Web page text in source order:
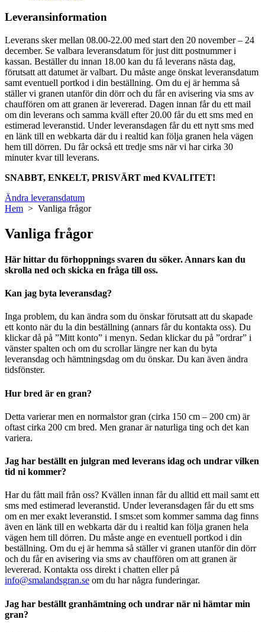
Leveransinformation
Leverans sker mellan 08.00-22.00 med start den 20 november – 24
december. Se valbara leveransdatum för just ditt postnummer i
kassan. Beställer du innan 18.00 kan du få leverans nästa dag,
förutsatt att datumet är valbart. Du måste ange önskat leveransdatum
samt eventuell portkod i din beställning. Om du ej är hemma så
ställer vi granen utanför din dörr och du får en avisering via sms av
chauffören om att granen är levererad. Dagen innan får du ett mail
om din leverans och samma kväll efter 20.00 får du ett sms med en
estimerad leveranstid. Under leveransdagen får du ett nytt sms med
en länk till en webkarta där du i realtid kan följa granen hela vägen
hem till dörren. Du får också ett tredje sms när vi har cirka 30
minuter kvar till leverans.
SNABBT, ENKELT, PRISVÄRT med KVALITET!
Ändra leveransdatum
Hem > Vanliga frågor
Vanliga frågor
Här hittar du förhoppnings svaren du söker. Annars kan du
skrolla ned och skicka en fråga till oss.
Kan jag byta leveransdag?
Inga problem, du kan ändra som du önskar förutsatt att du skapade
ett konto när du la din beställning (annars får du kontakta oss). Du
klickar då på ”Mitt konto” i menyn. Sedan klickar du på ”ordrar” i
vänster spalten och om du scrollar längre ner kan du byta
leveransdag och hämtningsdag om du önskar. Du kan även ändra
tidsfönster.
Hur bred är en gran?
Detta varierar men en normalstor gran (cirka 150 cm – 200 cm) är
oftast cirka 200 cm bred. Men granar är naturliga ting och det kan
variera.
Jag har beställt en julgran med leverans idag och undrar vilken
tid ni kommer?
Har du fått mail från oss? Kvällen innan får du alltid ett mail samt ett
sms med estimerad leveranstid. Under leveransdagen får du ett sms
om en mer exakt leveranstid. I sms:et som kommer samma dag finns
även en länk till en webkarta där du i realtid kan följa granen hela
vägen hem till dörren. Du måste ange en eventuell portkod i din
beställning. Om du ej är hemma så ställer vi granen utanför din dörr
och du får en avisering via sms av chauffören om att granen är
levererad. Kontakta oss direkt i chatten eller på
info@smalandsgran.se om du har några funderingar.
Jag har beställt granhämtning och undrar när ni hämtar min
gran?